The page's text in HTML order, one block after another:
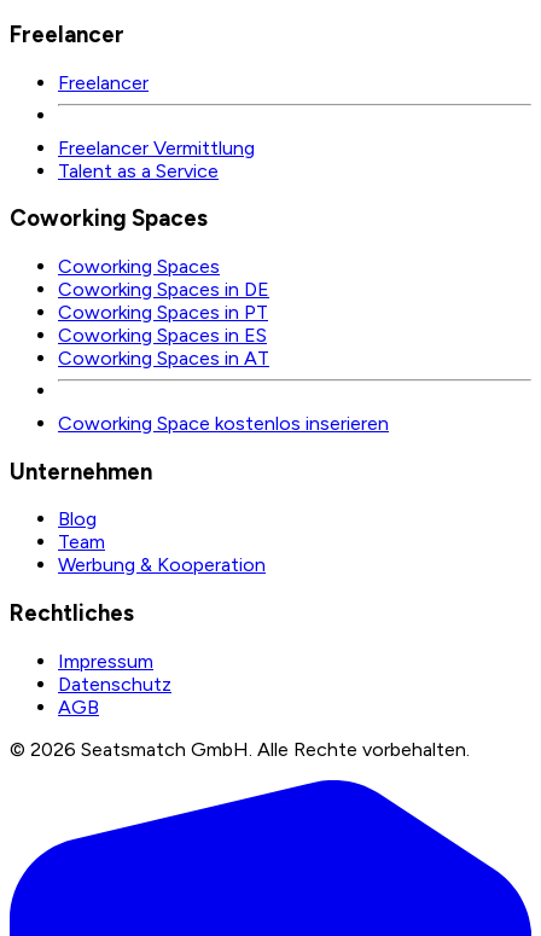
Freelancer
Freelancer
Freelancer Vermittlung
Talent as a Service
Coworking Spaces
Coworking Spaces
Coworking Spaces in DE
Coworking Spaces in PT
Coworking Spaces in ES
Coworking Spaces in AT
Coworking Space kostenlos inserieren
Unternehmen
Blog
Team
Werbung & Kooperation
Rechtliches
Impressum
Datenschutz
AGB
© 2026 Seatsmatch GmbH. Alle Rechte vorbehalten.